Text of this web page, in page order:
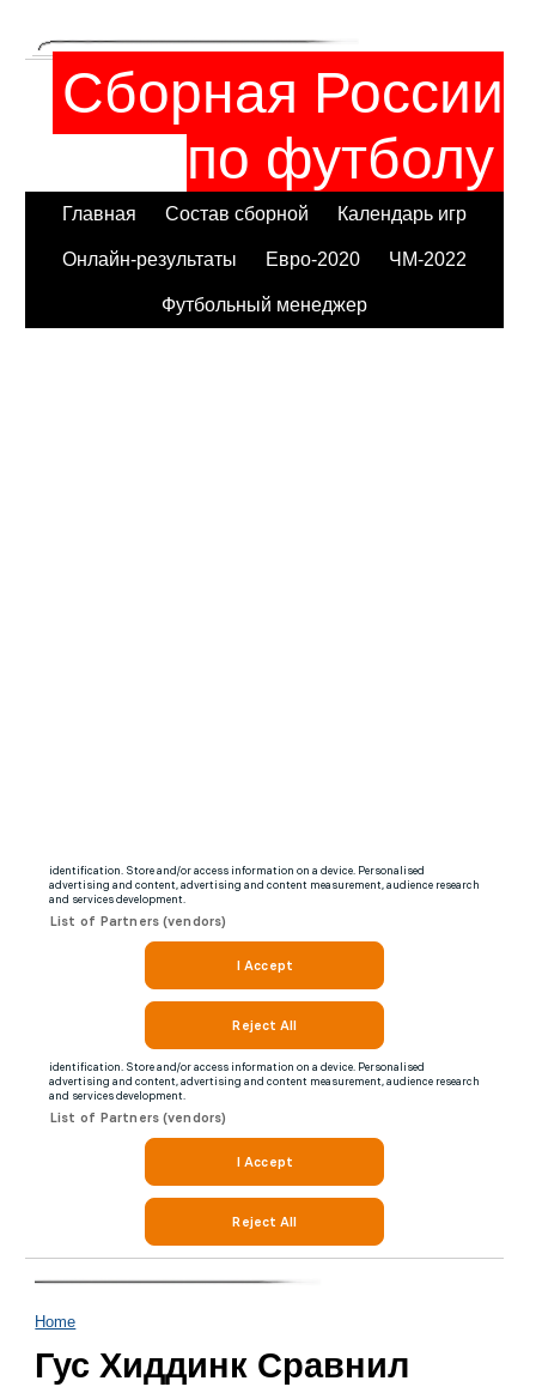
Сборная России
по футболу
Главная Состав сборной Календарь игр
Онлайн-результаты Евро-2020 ЧМ-2022
Футбольный менеджер
Home
Гус Хиддинк Сравнил